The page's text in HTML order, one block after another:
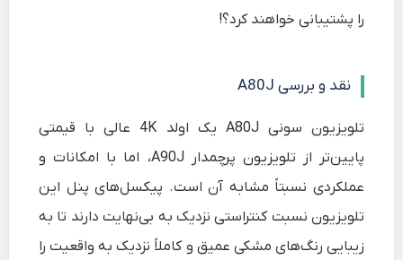
را پشتیبانی خواهند کرد؟!
نقد و بررسیA80J
تلویزیون سونی A80J یک اولد 4K عالی با قیمتی
پایین‌تر از تلویزیون پرچمدار A90J، اما با امکانات و
عملکردی نسبتاً مشابه آن است. پیکسل‌های پنل این
تلویزیون نسبت کنتراستی نزدیک به بی‌نهایت دارند تا به
زیبایی رنگ‌های مشکی عمیق و کاملاً نزدیک به واقعیت را